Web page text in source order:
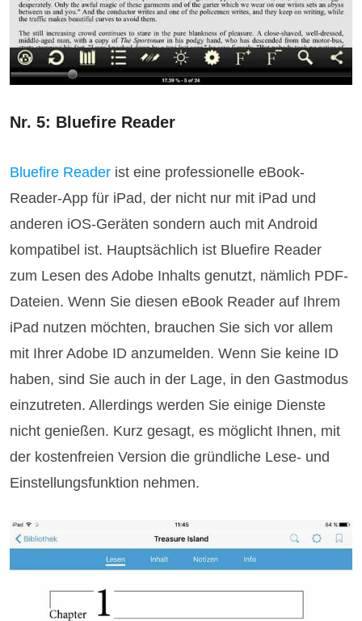
Nr. 5: Bluefire Reader
Bluefire Reader ist eine professionelle eBook-
Reader-App für iPad, der nicht nur mit iPad und
anderen iOS-Geräten sondern auch mit Android
kompatibel ist. Hauptsächlich ist Bluefire Reader
zum Lesen des Adobe Inhalts genutzt, nämlich PDF-
Dateien. Wenn Sie diesen eBook Reader auf Ihrem
iPad nutzen möchten, brauchen Sie sich vor allem
mit Ihrer Adobe ID anzumelden. Wenn Sie keine ID
haben, sind Sie auch in der Lage, in den Gastmodus
einzutreten. Allerdings werden Sie einige Dienste
nicht genießen. Kurz gesagt, es möglicht Ihnen, mit
der kostenfreien Version die gründliche Lese- und
Einstellungsfunktion nehmen.